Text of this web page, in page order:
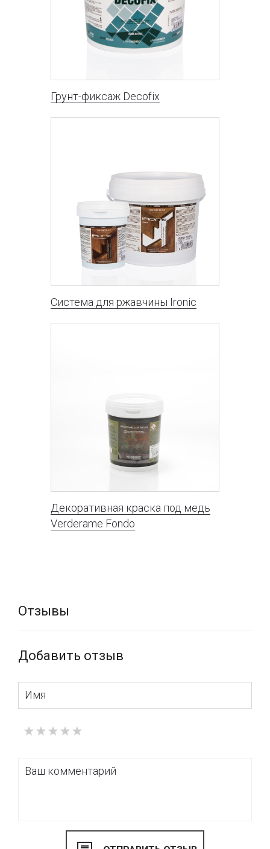
Грунт-фиксаж Decofix
Система для ржавчины Ironic
Декоративная краска под медь
Verderame Fondo
Отзывы
Добавить отзыв